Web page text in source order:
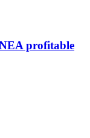
profitable